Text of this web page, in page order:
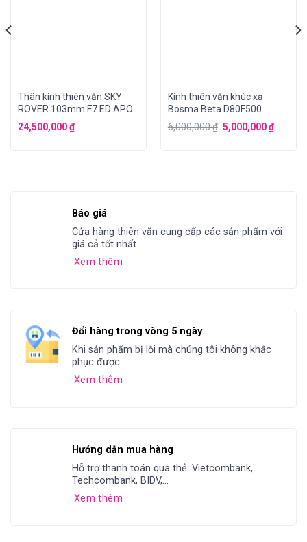
Thân kính thiên văn SKY
ROVER 103mm F7 ED APO
24,500,000₫
Kính thiên văn khúc xạ
Bosma Beta D80F500
6,000,000₫ 5,000,000₫
Báo giá
Cửa hàng thiên văn cung cấp các sản phẩm với
giá cả tốt nhất ...
Xem thêm
Đổi hàng trong vòng 5 ngày
Khi sản phẩm bị lỗi mà chúng tôi không khắc
phục được...
Xem thêm
Hướng dẫn mua hàng
Hỗ trợ thanh toán qua thẻ: Vietcombank,
Techcombank, BIDV,...
Xem thêm